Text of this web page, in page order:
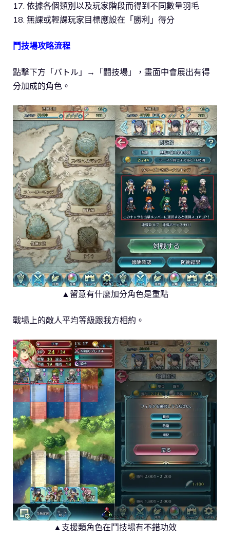
17. 依據各個類別以及玩家階段而得到不同數量羽毛
18. 無課或輕課玩家目標應設在「勝利」得分
鬥技場攻略流程
點撃下方「バトル」→「闘技場」，畫面中會展出有得
分加成的角色。
▲留意有什麼加分角色是重點
戰場上的敵人平均等級跟我方相約。
▲支援類角色在鬥技場有不錯功效